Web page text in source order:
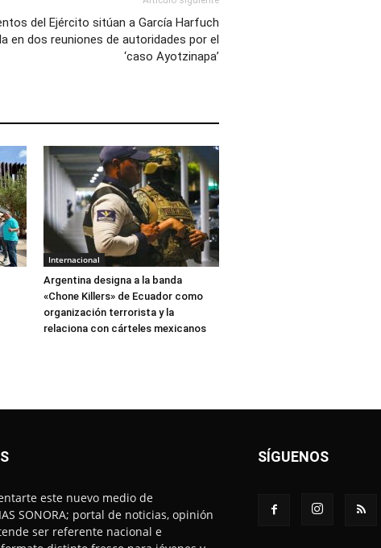
del Ejército sitúan a García Harfuch
en dos reuniones de autoridades por el
‘caso Ayotzinapa’
Internacional
Argentina designa a la banda
«Chone Killers» de Ecuador como
organización terrorista y la
relaciona con cárteles mexicanos
este nuevo medio de
SONORA; portal de noticias, opinión
ser referente nacional e
SÍGUENOS